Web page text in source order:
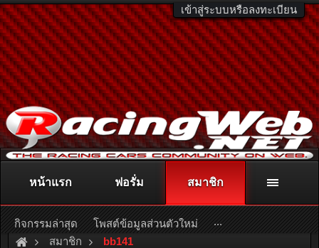
เข้าสู่ระบบหรือลงทะเบียน
ติดต่อลงโฆษณา racingweb@gmail.comหรือโทร. 081-811-1138
หรืออ่านรายละเอียดเพิ่มเติม คลิกที่นี่
สมาชิก bb141
หน้าแรก ฟอรั่ม สมาชิก
กิจกรรมล่าสุด โพสต์ข้อมูลส่วนตัวใหม่ ...